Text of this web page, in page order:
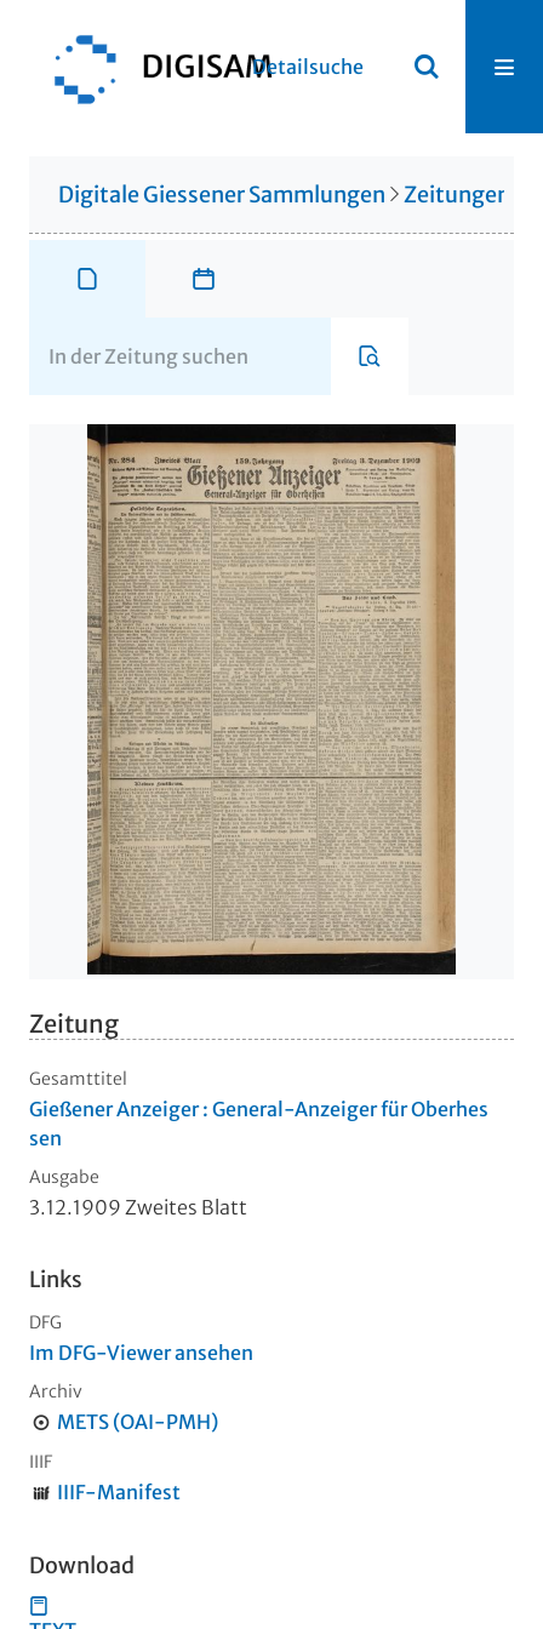
Detailsuche
Digitale Giessener Sammlungen Zeitungen
Zeitung
Gesamttitel
Gießener Anzeiger : General-Anzeiger für Oberhes
sen
Ausgabe
3.12.1909 Zweites Blatt
Links
DFG
Im DFG-Viewer ansehen
Archiv
METS (OAI-PMH)
IIIF
IIIF-Manifest
Download